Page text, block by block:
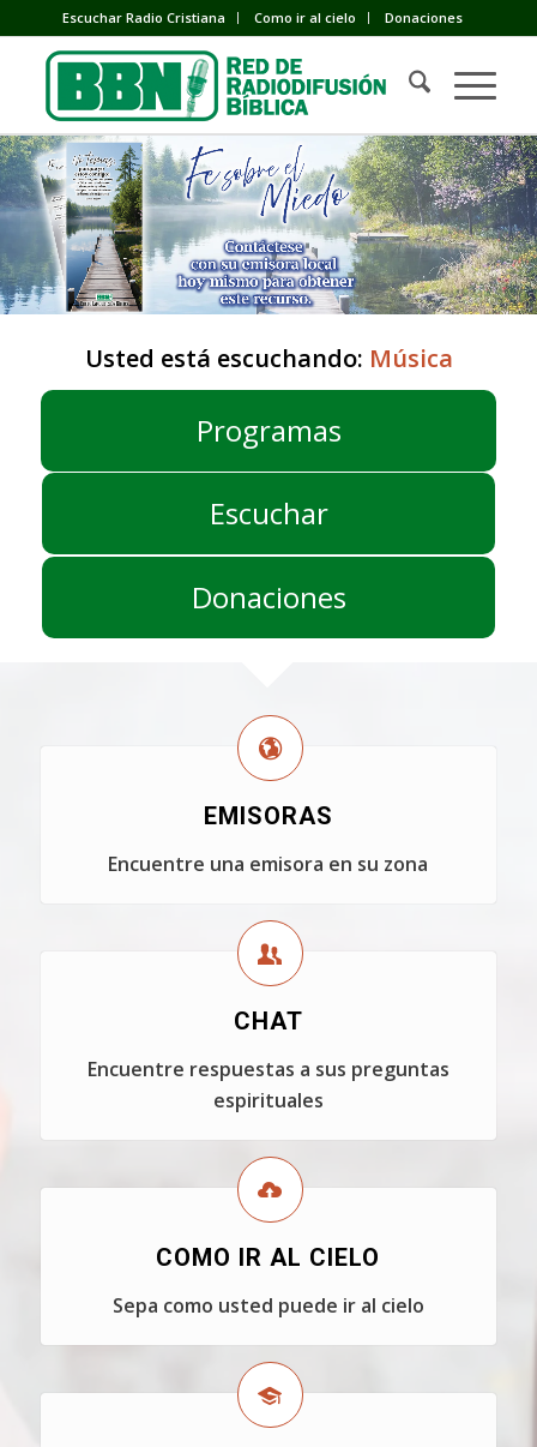
Escuchar Radio Cristiana Como ir al cielo Donaciones
Usted está escuchando: Música
Programas
Escuchar
Donaciones
EMISORAS
Encuentre una emisora en su zona
CHAT
Encuentre respuestas a sus preguntas
espirituales
COMO IR AL CIELO
Sepa como usted puede ir al cielo